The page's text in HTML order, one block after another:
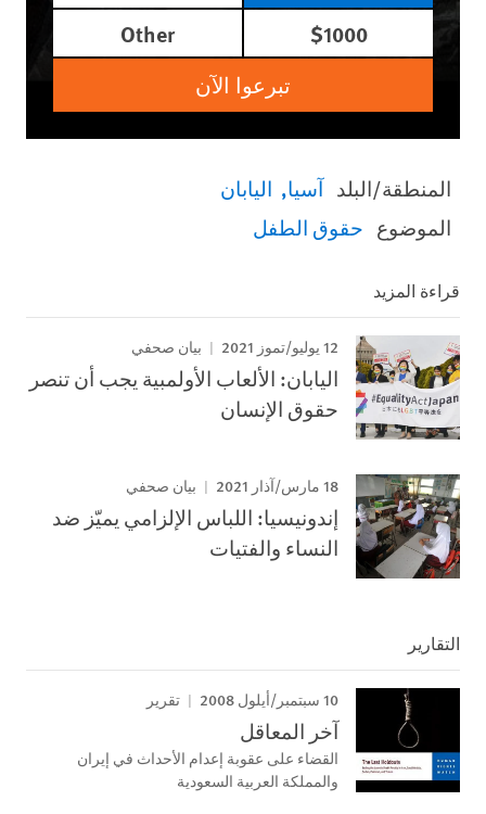
$1000
Other
تبرعوا الآن
المنطقة/البلد آسيا اليابان
الموضوع حقوق الطفل
قراءة المزيد
12 يوليو/تموز 2021 بيان صحفي
اليابان: الألعاب الأولمبية يجب أن تنصر
حقوق الإنسان
18 مارس/آذار 2021 بيان صحفي
إندونيسيا: اللباس الإلزامي يميّز ضد
النساء والفتيات
التقارير
10 سبتمبر/أيلول 2008 تقرير
آخر المعاقل
القضاء على عقوبة إعدام الأحداث في إيران
والمملكة العربية السعودية